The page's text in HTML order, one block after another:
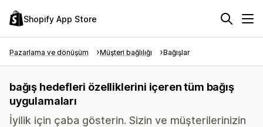
Shopify App Store
Pazarlama ve dönüşüm Müşteri bağlılığı Bağışlar
bağış hedefleri özelliklerini içeren tüm bağış
uygulamaları
İyilik için çaba gösterin. Sizin ve müşterilerinizin